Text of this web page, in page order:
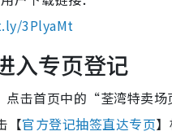
3PlyaMt
入专页登记
点击首页中的“荃湾特卖场
【官方登记抽签直达专页